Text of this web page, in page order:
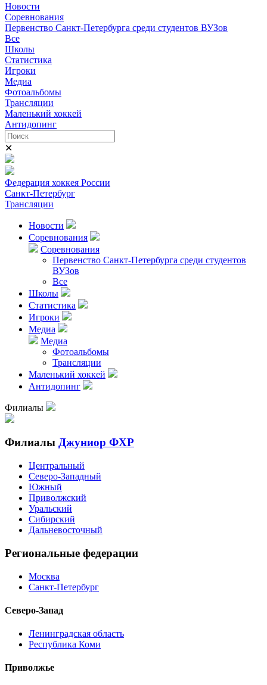
Новости
Соревнования
Первенство Санкт-Петербурга среди студентов ВУЗов
Все
Школы
Статистика
Игроки
Медиа
Фотоальбомы
Трансляции
Маленький хоккей
Антидопинг
✕
Федерация хоккея России
Санкт-Петербург
Трансляции
Новости
Соревнования
Соревнования
Первенство Санкт-Петербурга среди студентов
ВУЗов
Все
Школы
Статистика
Игроки
Медиа
Медиа
Фотоальбомы
Трансляции
Маленький хоккей
Антидопинг
Филиалы
Филиалы Джуниор ФХР
Центральный
Северо-Западный
Южный
Приволжский
Уральский
Сибирский
Дальневосточный
Региональные федерации
Москва
Санкт-Петербург
Северо-Запад
Ленинградская область
Республика Коми
Приволжье